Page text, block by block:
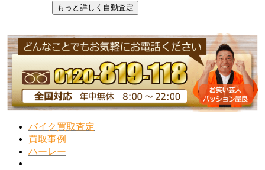
バイク買取査定
買取事例
ハーレー